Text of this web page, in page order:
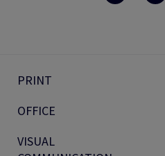
PRINT
OFFICE
VISUAL